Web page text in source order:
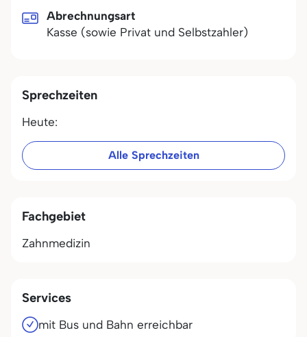
Abrechnungsart
Kasse (sowie Privat und Selbstzahler)
Sprechzeiten
Heute:
Alle Sprechzeiten
Fachgebiet
Zahnmedizin
Services
mit Bus und Bahn erreichbar